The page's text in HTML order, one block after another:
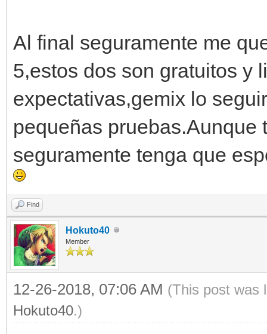
Al final seguramente me
5,estos dos son gratuitos y
expectativas,gemix lo
pequeñas pruebas.Aunque
seguramente tenga que
Find
Hokuto40
Member
12-26-2018, 07:06 AM (This post was
Hokuto40.)